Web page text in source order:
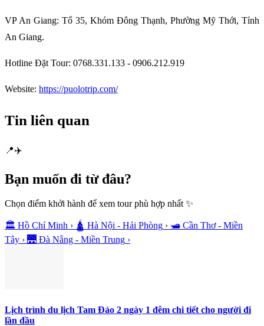
VP An Giang: Tổ 35, Khóm Đông Thạnh, Phường Mỹ Thới, Tỉnh
An Giang.
Hotline Đặt Tour: 0768.331.133 - 0906.212.919
Website: https://puolotrip.com/
Tin liên quan
📍✈️
Bạn muốn đi từ đâu?
Chọn điểm khởi hành để xem tour phù hợp nhất ✨
🏛️ Hồ Chí Minh › 🛕 Hà Nội - Hải Phòng › 🛥️ Cần Thơ - Miền
Tây › 🌉 Đà Nẵng - Miền Trung ›
Lịch trình du lịch Tam Đảo 2 ngày 1 đêm chi tiết cho người đi
lần đầu